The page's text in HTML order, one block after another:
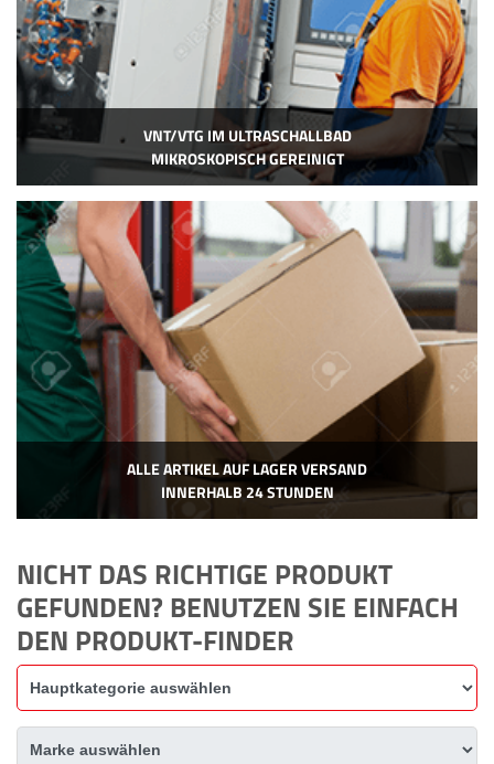
VNT/VTG IM ULTRASCHALLBAD
MIKROSKOPISCH GEREINIGT
ALLE ARTIKEL AUF LAGER VERSAND
INNERHALB 24 STUNDEN
NICHT DAS RICHTIGE PRODUKT
GEFUNDEN? BENUTZEN SIE EINFACH
DEN PRODUKT-FINDER